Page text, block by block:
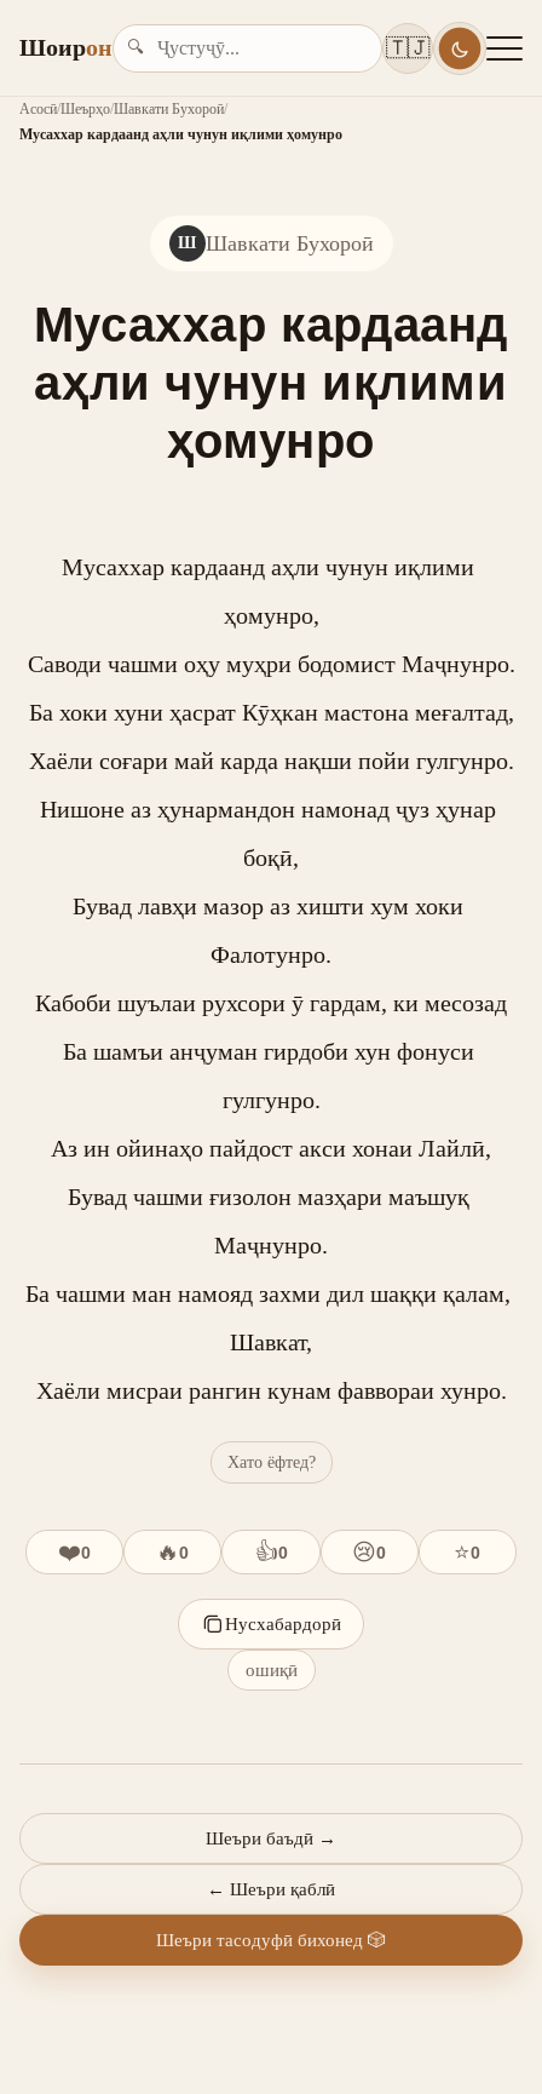
Шоирон 🔍 🇹🇯
Асосӣ/Шеърҳо/Шавкати Бухороӣ/
Мусаххар кардаанд аҳли чунун иқлими ҳомунро
Ш Шавкати Бухороӣ
Мусаххар кардаанд
аҳли чунун иқлими
ҳомунро
Мусаххар кардаанд аҳли чунун иқлими
ҳомунро,
Саводи чашми оҳу муҳри бодомист Маҷнунро.
Ба хоки хуни ҳасрат Кӯҳкан мастона меғалтад,
Хаёли соғари май карда нақши пойи гулгунро.
Нишоне аз ҳунармандон намонад ҷуз ҳунар
боқӣ,
Бувад лавҳи мазор аз хишти хум хоки
Фалотунро.
Кабоби шуълаи рухсори ӯ гардам, ки месозад
Ба шамъи анҷуман гирдоби хун фонуси
гулгунро.
Аз ин ойинаҳо пайдост акси хонаи Лайлӣ,
Бувад чашми ғизолон мазҳари маъшуқ
Маҷнунро.
Ба чашми ман намояд захми дил шаққи қалам,
Шавкат,
Хаёли мисраи рангин кунам фаввораи хунро.
Хато ёфтед?
❤️0 🔥0 👍0 😢0 ⭐0
Нусхабардорӣ
ошиқӣ
← Шеъри қаблӣ
Шеъри баъдӣ →
Шеъри тасодуфӣ бихонед 🎲